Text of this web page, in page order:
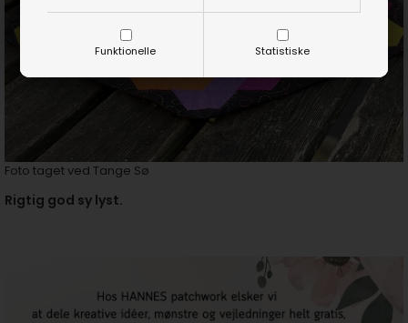
Funktionelle Statistiske
Foto taget ved Tange Sø
Rigtig god sy lyst.